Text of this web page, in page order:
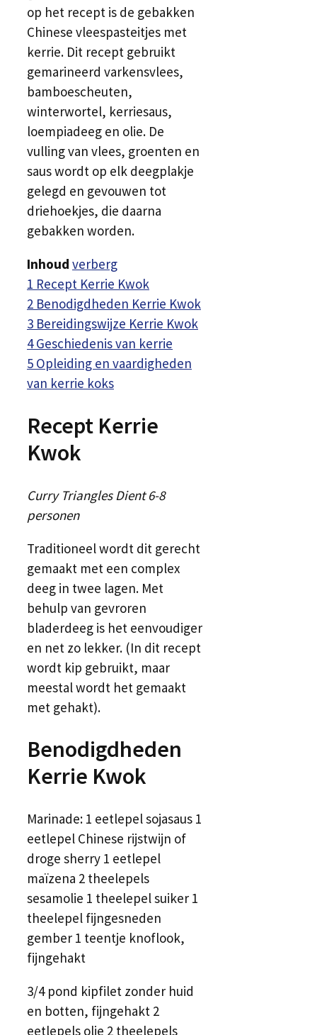
op het recept is de gebakken
Chinese vleespasteitjes met
kerrie. Dit recept gebruikt
gemarineerd varkensvlees,
bamboescheuten,
winterwortel, kerriesaus,
loempiadeeg en olie. De
vulling van vlees, groenten en
saus wordt op elk deegplakje
gelegd en gevouwen tot
driehoekjes, die daarna
gebakken worden.
Inhoud verberg
1 Recept Kerrie Kwok
2 Benodigdheden Kerrie Kwok
3 Bereidingswijze Kerrie Kwok
4 Geschiedenis van kerrie
5 Opleiding en vaardigheden
van kerrie koks
Recept Kerrie
Kwok
Curry Triangles Dient 6-8
personen
Traditioneel wordt dit gerecht
gemaakt met een complex
deeg in twee lagen. Met
behulp van gevroren
bladerdeeg is het eenvoudiger
en net zo lekker. (In dit recept
wordt kip gebruikt, maar
meestal wordt het gemaakt
met gehakt).
Benodigdheden
Kerrie Kwok
Marinade: 1 eetlepel sojasaus 1
eetlepel Chinese rijstwijn of
droge sherry 1 eetlepel
maïzena 2 theelepels
sesamolie 1 theelepel suiker 1
theelepel fijngesneden
gember 1 teentje knoflook,
fijngehakt
3/4 pond kipfilet zonder huid
en botten, fijngehakt 2
eetlepels olie 2 theelepels